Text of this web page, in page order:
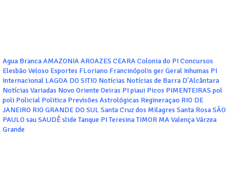
Agua BrancaAMAZONIAAROAZES CEARAColonia do PIConcursos
Elesbão Veloso Esportes FLoriano Francinópolis gerGeral Inhumas PI
Internacional LAGOA DO SITIO Notícias Notícias de Barra D'Alcântara
Notícias Variadas Novo Oriente Oeiras PIpiaui Picos PIMENTEIRAS pol
poli Policial Politica Previsões Astrológicas Regineraçao RIO DE
JANEIRO RIO GRANDE DO SUL Santa Cruz dos Milagres Santa RosaSÃO
PAULOsauSAUDÊslide Tanque PITeresinaTIMOR MAValençaVárzea
Grande